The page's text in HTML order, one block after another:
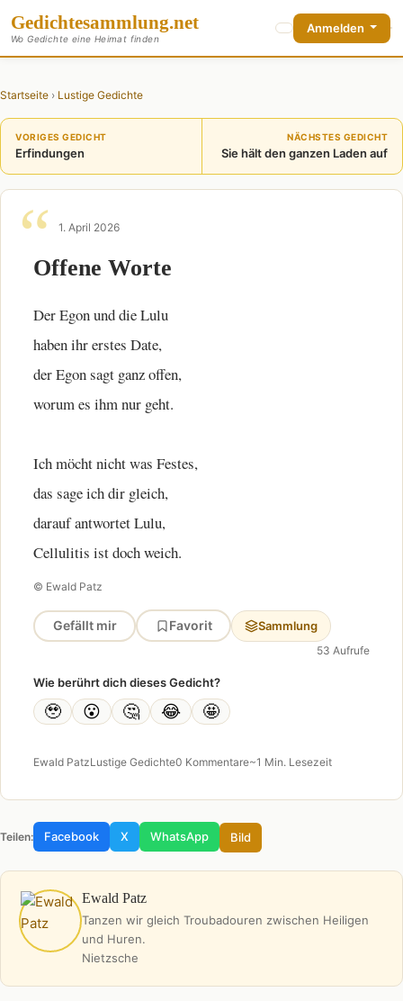
Gedichtesammlung.net
Wo Gedichte eine Heimat finden
Anmelden
Startseite › Lustige Gedichte
VORIGES GEDICHT
Erfindungen
NÄCHSTES GEDICHT
Sie hält den ganzen Laden auf
1. April 2026
Offene Worte
Der Egon und die Lulu
haben ihr erstes Date,
der Egon sagt ganz offen,
worum es ihm nur geht.
Ich möcht nicht was Festes,
das sage ich dir gleich,
darauf antwortet Lulu,
Cellulitis ist doch weich.
© Ewald Patz
Gefällt mir Favorit Sammlung
53 Aufrufe
Wie berührt dich dieses Gedicht?
🥹 😮 🤔 😂 🤩
Ewald PatzLustige Gedichte0 Kommentare~1 Min. Lesezeit
Teilen: Facebook X WhatsApp Bild
Ewald Patz
Tanzen wir gleich Troubadouren zwischen Heiligen
und Huren.
Nietzsche